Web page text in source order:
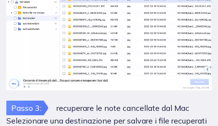
Passo 3:
recuperare le note cancellate dal Mac
Selezionare una destinazione per salvare i file recuperati